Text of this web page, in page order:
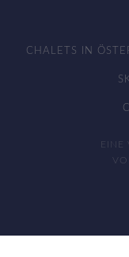
CHALETS IN
EINE